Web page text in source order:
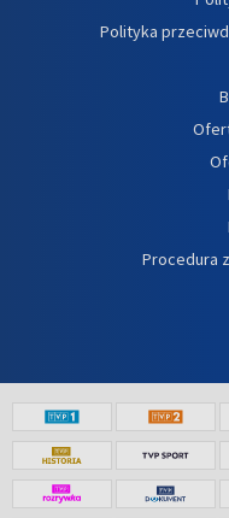
Polityka
Procedura